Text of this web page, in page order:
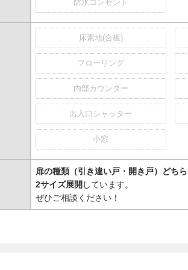
防水コンセント
床素地(合板)
フローリング
内部カウンター
出入口シャッター
小窓
扉の種類（引き違い戸・開き戸）どちら
2サイズ展開 しています。
ぜひご相談ください！